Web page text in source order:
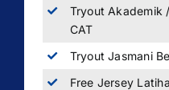
Tryout Akademik
CAT
Tryout Jasmani
Free Jersey